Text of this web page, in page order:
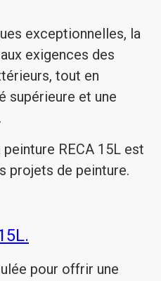
exceptionnelles, la
exigences des
tout en
supérieure et une
RECA 15L est
projets de peinture.
pour offrir une